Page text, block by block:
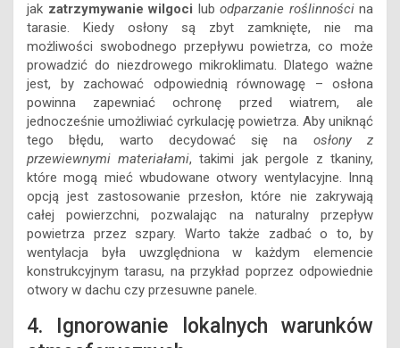
jak zatrzymywanie wilgoci lub odparzanie roślinnościna
tarasie. Kiedy osłony są zbyt zamknięte, nie ma
możliwości swobodnego przepływu powietrza, co może
prowadzić do niezdrowego mikroklimatu. Dlatego ważne
jest, by zachować odpowiednią równowagę – osłona
powinna zapewniać ochronę przed wiatrem, ale
jednocześnie umożliwiać cyrkulację powietrza. Aby uniknąć
tego błędu, warto decydować się na osłony z
przewiewnymi materiałami, takimi jak pergole z tkaniny,
które mogą mieć wbudowane otwory wentylacyjne. Inną
opcją jest zastosowanie przesłon, które nie zakrywają
całej powierzchni, pozwalając na naturalny przepływ
powietrza przez szpary. Warto także zadbać o to, by
wentylacja była uwzględniona w każdym elemencie
konstrukcyjnym tarasu, na przykład poprzez odpowiednie
otwory w dachu czy przesuwne panele.
4. Ignorowanie lokalnych warunków